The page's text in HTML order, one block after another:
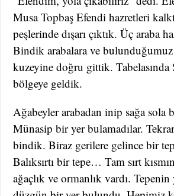
Musa Topbaş Efendi hazretleri
peşlerinde dışarı çıktık. Üç araba
Bindik arabalara ve
kuzeyine doğru gittik. Tabelasında
bölgeye geldik.
Ağabeyler arabadan inip sağa sola
Münasip bir yer bulamadılar.
bindik. Biraz gerilere gelince bir
Balıksırtı bir tepe… Tam sırt
ağaçlık ve ormanlık vardı. Tepenin